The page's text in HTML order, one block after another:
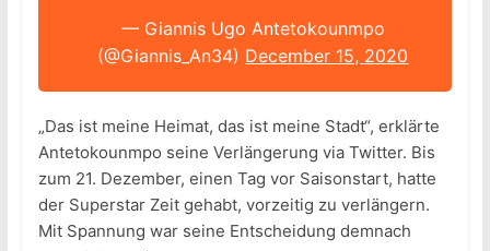
— Giannis Ugo Antetokounmpo
(@Giannis_An34) December 15, 2020
„Das ist meine Heimat, das ist meine Stadt“, erklärte
Antetokounmpo seine Verlängerung via Twitter. Bis
zum 21. Dezember, einen Tag vor Saisonstart, hatte
der Superstar Zeit gehabt, vorzeitig zu verlängern.
Mit Spannung war seine Entscheidung demnach